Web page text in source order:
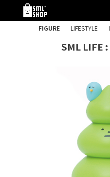
FIGURE LIFESTYLE
SML LIFE